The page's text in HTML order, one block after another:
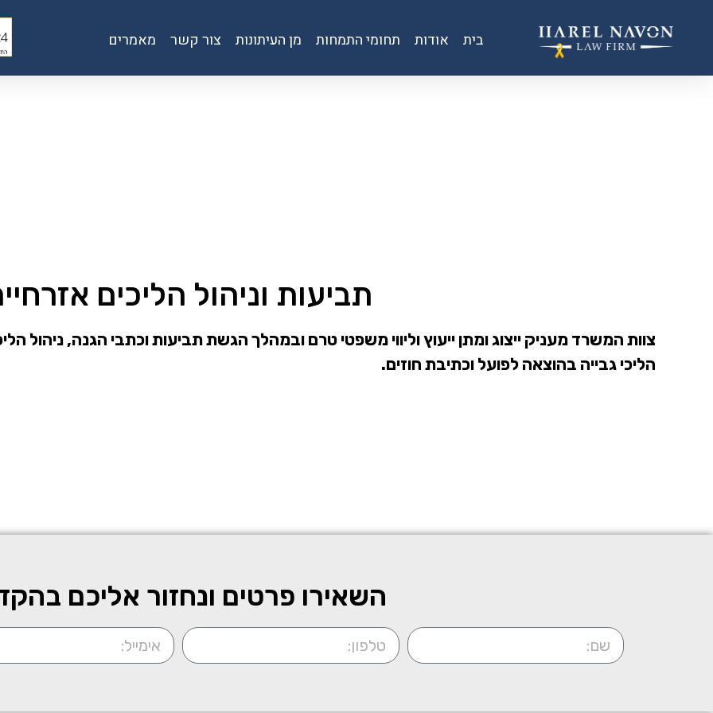
בית אודות תחומי התמחות מן העיתונות צור קשר מאמרים
תביעות וניהול הליכים
צוות המשרד מעניק ייצוג ומתן ייעוץ וליווי משפטי טרם ובמהלך הגשת תביעות וכתבי הגנה, ניהול
הליכי גבייה בהוצאה לפועל וכתיבת חוזים.
השאירו פרטים ונחזור אליכם